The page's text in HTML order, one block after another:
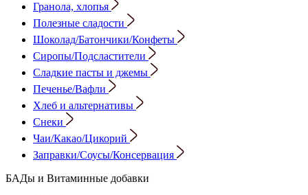
Гранола, хлопья
Полезные сладости
Шоколад/Батончики/Конфеты
Сиропы/Подсластители
Сладкие пасты и джемы
Печенье/Вафли
Хлеб и альтернативы
Снеки
Чаи/Какао/Цикорий
Заправки/Соусы/Консервация
БАДы и Витаминные добавки